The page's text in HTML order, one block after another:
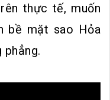
thực tế, muốn
bề mặt sao Hỏa